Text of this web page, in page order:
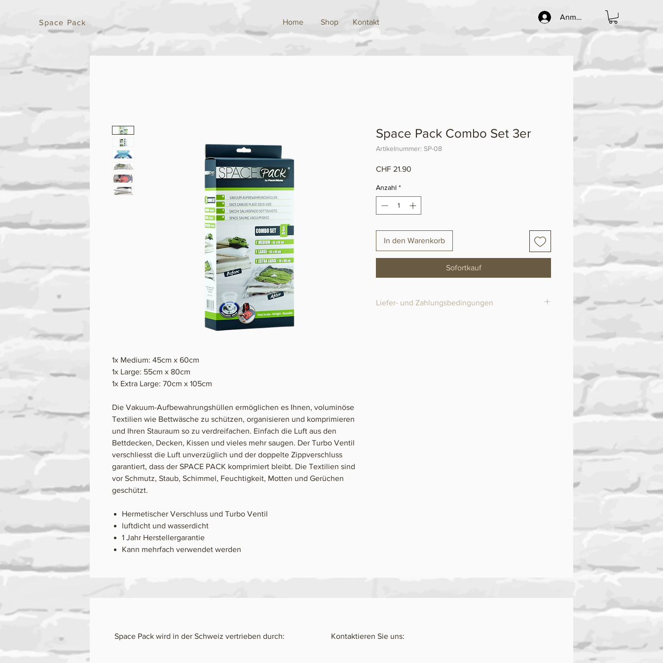
Anmelden
Space Pack Home Shop Kontakt
1x Medium: 45cm x 60cm
1x Large: 55cm x 80cm
1x Extra Large: 70cm x 105cm
Die Vakuum-Aufbewahrungshüllen ermöglichen es Ihnen, voluminöse
Textilien wie Bettwäsche zu schützen, organisieren und komprimieren
und Ihren Stauraum so zu verdreifachen. Einfach die Luft aus den
Bettdecken, Decken, Kissen und vieles mehr saugen. Der Turbo Ventil
verschliesst die Luft unverzüglich und der doppelte Zippverschluss
garantiert, dass der SPACE PACK komprimiert bleibt. Die Textilien sind
vor Schmutz, Staub, Schimmel, Feuchtigkeit, Motten und Gerüchen
geschützt.
Hermetischer Verschluss und Turbo Ventil
luftdicht und wasserdicht
1 Jahr Herstellergarantie
Kann mehrfach verwendet werden
Space Pack Combo Set 3er
Artikelnummer: SP-08
CHF 21.90
Anzahl *
In den Warenkorb
Sofortkauf
Liefer- und Zahlungsbedingungen
Space Pack wird in der Schweiz vertrieben durch: Kontaktieren Sie uns: